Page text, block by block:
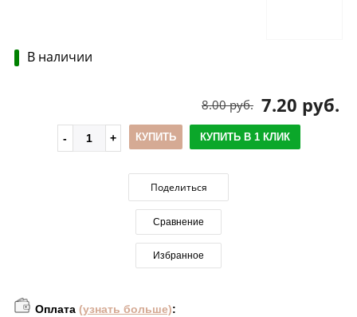
В наличии
7.20 руб.
8.00 руб.
КУПИТЬ КУПИТЬ В 1 КЛИК
Поделиться
Сравнение
Избранное
Оплата (узнать больше):